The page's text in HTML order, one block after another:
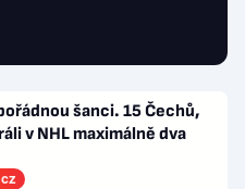
šanci. 15 Čechů,
v NHL maximálně dva